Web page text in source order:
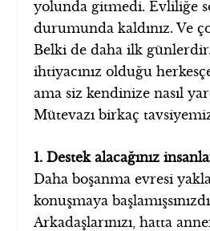
yolunda gitmedi. Evliliğe
durumunda kaldınız. Ve
Belki de daha ilk
ihtiyacınız olduğu
ama siz kendinize nasıl
Mütevazı birkaç
1. Destek alacağınız
Daha boşanma evresi
konuşmaya
Arkadaşlarınızı, hatta